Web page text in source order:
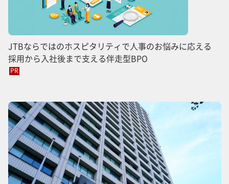
JTBならではのホスピタリティで人事のお悩みに応える
採用から入社後まで支える伴走型BPO
PR